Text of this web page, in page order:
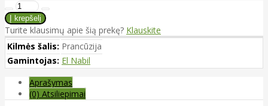
Turite klausimų apie šią prekę? Klauskite
Kilmės šalis: Prancūzija
Gamintojas: El Nabil
Aprašymas
(0) Atsiliepimai